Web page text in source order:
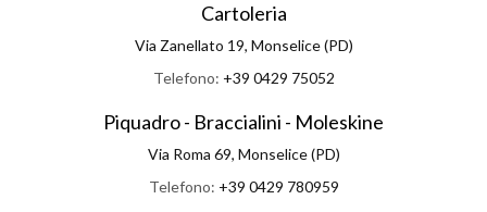
Cartoleria
Via Zanellato 19, Monselice (PD)
Telefono: +39 0429 75052
Piquadro - Braccialini - Moleskine
Via Roma 69, Monselice (PD)
Telefono: +39 0429 780959